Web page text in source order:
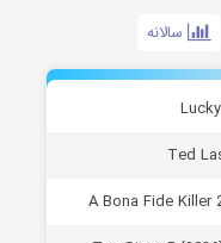
سالانه